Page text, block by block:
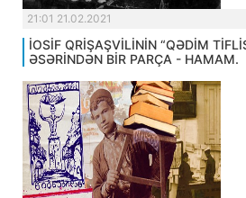
21:01 21.02.2021
İOSİF QRİŞAŞVİLİNİN “QƏDİM
ƏSƏRİNDƏN BİR PARÇA - HAMAM.